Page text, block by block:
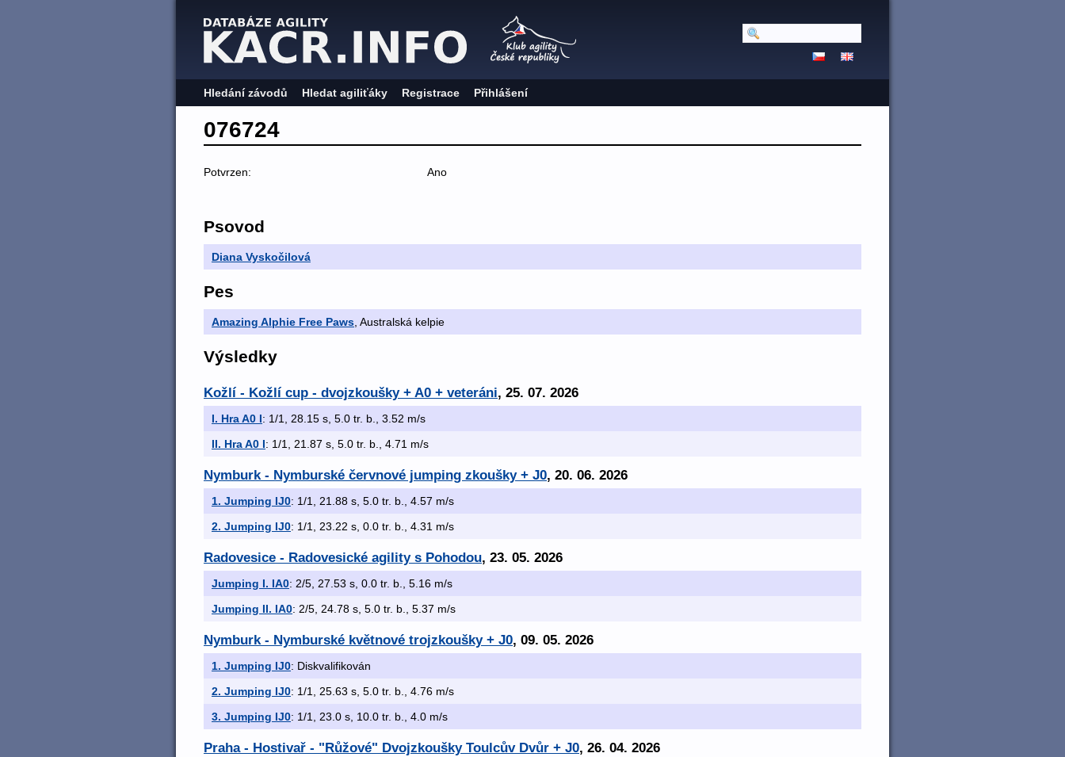
Hledání závodů Hledat agiliťáky Registrace Přihlášení
076724
Potvrzen: Ano
Psovod
Diana Vyskočilová
Pes
Amazing Alphie Free Paws, Australská kelpie
Výsledky
Kožlí - Kožlí cup - dvojzkoušky + A0 + veteráni, 25. 07. 2026
I. Hra A0 I: 1/1, 28.15 s, 5.0 tr. b., 3.52 m/s
II. Hra A0 I: 1/1, 21.87 s, 5.0 tr. b., 4.71 m/s
Nymburk - Nymburské červnové jumping zkoušky + J0, 20. 06. 2026
1. Jumping IJ0: 1/1, 21.88 s, 5.0 tr. b., 4.57 m/s
2. Jumping IJ0: 1/1, 23.22 s, 0.0 tr. b., 4.31 m/s
Radovesice - Radovesické agility s Pohodou, 23. 05. 2026
Jumping I. IA0: 2/5, 27.53 s, 0.0 tr. b., 5.16 m/s
Jumping II. IA0: 2/5, 24.78 s, 5.0 tr. b., 5.37 m/s
Nymburk - Nymburské květnové trojzkoušky + J0, 09. 05. 2026
1. Jumping IJ0: Diskvalifikován
2. Jumping IJ0: 1/1, 25.63 s, 5.0 tr. b., 4.76 m/s
3. Jumping IJ0: 1/1, 23.0 s, 10.0 tr. b., 4.0 m/s
Praha - Hostivař - "Růžové" Dvojzkoušky Toulcův Dvůr + J0, 26. 04. 2026